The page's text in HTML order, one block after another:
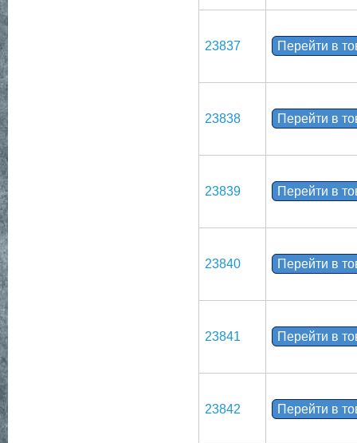
23837 Перейти в
23838 Перейти в
23839 Перейти в
23840 Перейти в
23841 Перейти в
23842 Перейти в